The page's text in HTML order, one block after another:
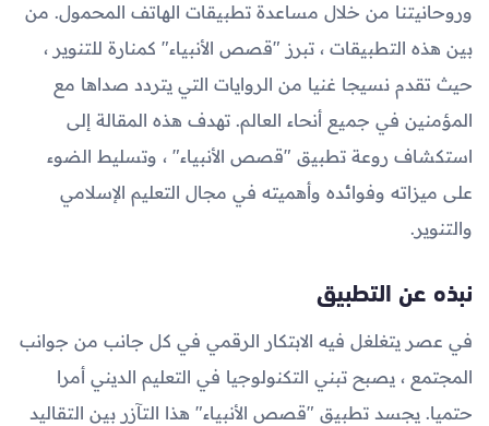
وروحانيتنا من خلال مساعدة تطبيقات الهاتف المحمول. من
بين هذه التطبيقات ، تبرز "قصص الأنبياء" كمنارة للتنوير ،
حيث تقدم نسيجا غنيا من الروايات التي يتردد صداها مع
المؤمنين في جميع أنحاء العالم. تهدف هذه المقالة إلى
استكشاف روعة تطبيق "قصص الأنبياء" ، وتسليط الضوء
على ميزاته وفوائده وأهميته في مجال التعليم الإسلامي
والتنوير.
نبذه عن التطبيق
في عصر يتغلغل فيه الابتكار الرقمي في كل جانب من جوانب
المجتمع ، يصبح تبني التكنولوجيا في التعليم الديني أمرا
حتميا. يجسد تطبيق "قصص الأنبياء" هذا التآزر بين التقاليد